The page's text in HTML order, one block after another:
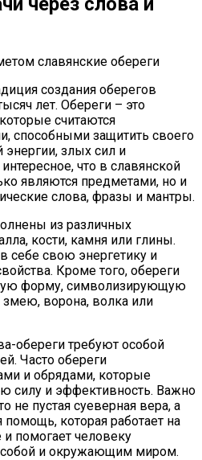
создания оберегов
лет. Обереги – это
считаются
способными защитить своего
энергии, злых сил и
что в славянской
являются предметами, но и
слова, фразы и мантры.
из различных
кости, камня или глины.
себе свою энергетику и
Кроме того, обереги
форму, символизирующую
змею, ворона, волка или
обереги требуют особой
Часто обереги
и обрядами, которые
силу и эффективность. Важно
не пустая суеверная вера, а
помощь, которая работает на
помогает человеку
собой и окружающим миром.